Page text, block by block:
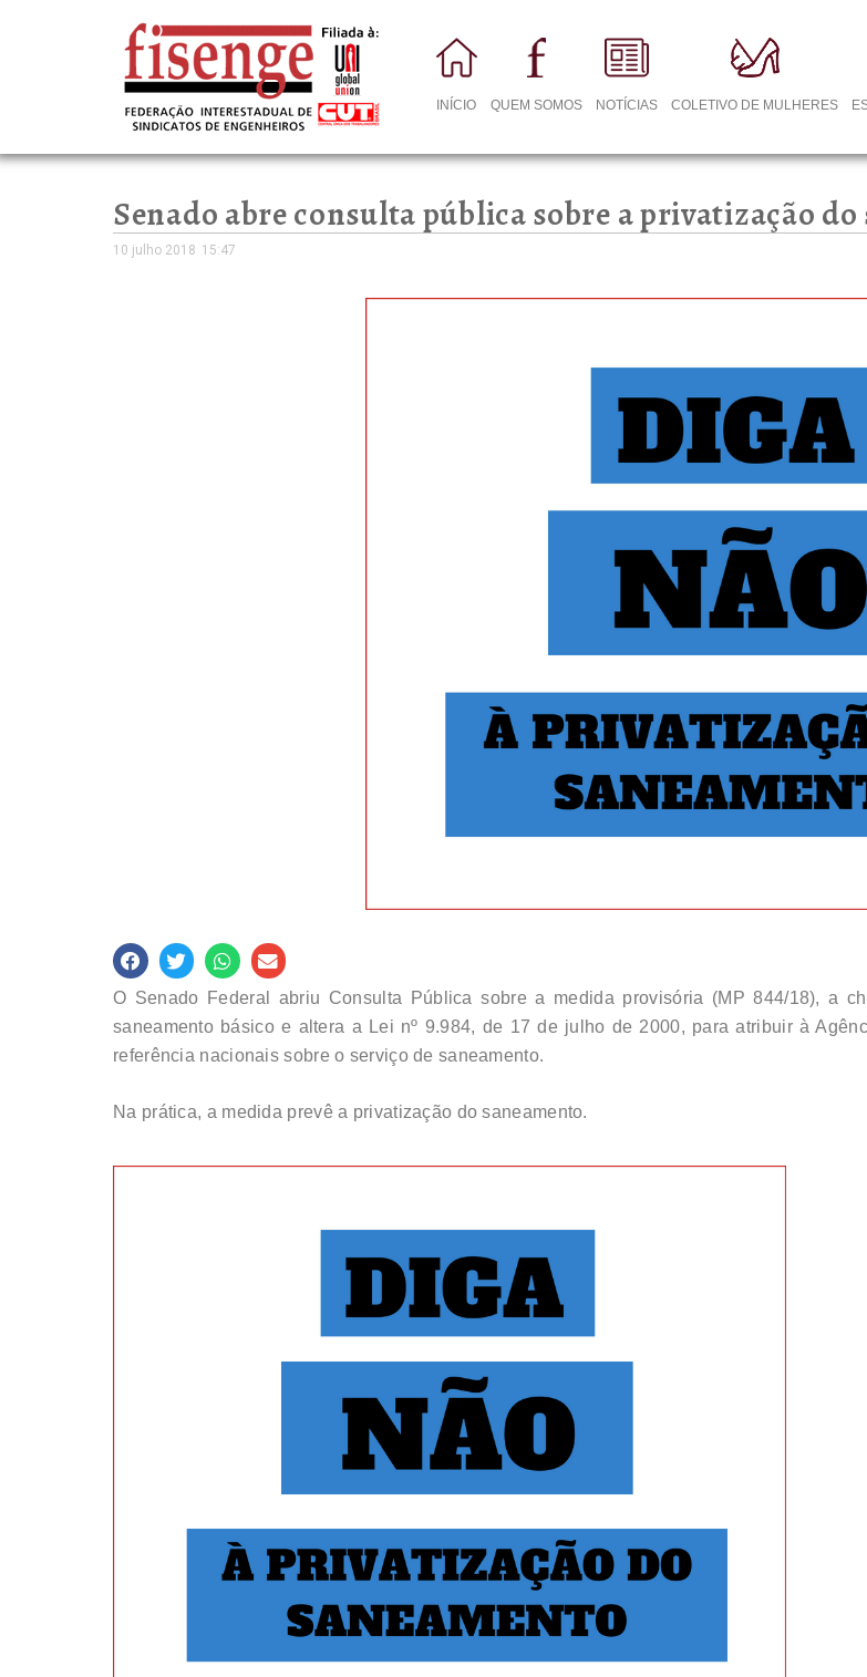
INÍCIO QUEM SOMOS NOTÍCIAS COLETIVO DE MULHERES
Senado abre consulta pública sobre a privatização
10 julho 2018 15:47
O Senado Federal abriu Consulta Pública sobre a medida provisória (MP 844/18), a
saneamento básico e altera a Lei nº 9.984, de 17 de julho de 2000, para atribuir à
referência nacionais sobre o serviço de saneamento.
Na prática, a medida prevê a privatização do saneamento.